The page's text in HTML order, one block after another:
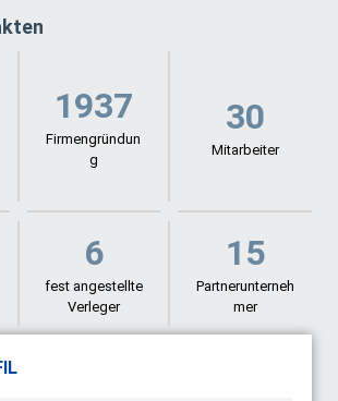
1937
Firmengründun
g
30
Mitarbeiter
6
fest angestellte
Verleger
15
Partnerunterneh
mer